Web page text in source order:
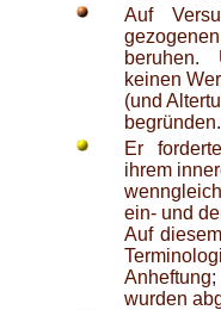
Auf
beruhen.
keinen
(und
begründen.
Er
ihrem
ein- und
Auf
wurden